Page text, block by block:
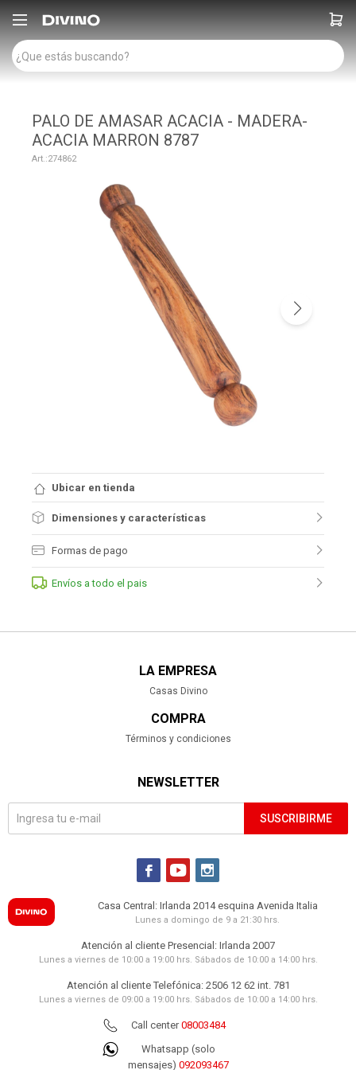

PALO DE AMASAR ACACIA - MADERA-
ACACIA MARRON 8787
274862
Ubicar en tienda
Dimensiones y características
Formas de pago
Envíos a todo el pais
LA EMPRESA
Casas Divino
COMPRA
Términos y condiciones
NEWSLETTER
SUSCRIBIRME
  
Casa Central: Irlanda 2014 esquina Avenida Italia
Lunes a domingo de 9 a 21:30 hrs.
Atención al cliente Presencial: Irlanda 2007
Lunes a viernes de 10:00 a 19:00 hrs. Sábados de 10:00 a 14:00 hrs.
Atención al cliente Telefónica: 2506 12 62 int. 781
Lunes a viernes de 09:00 a 19:00 hrs. Sábados de 10:00 a 14:00 hrs.
Call center08003484
Whatsapp (solo
mensajes) 092093467